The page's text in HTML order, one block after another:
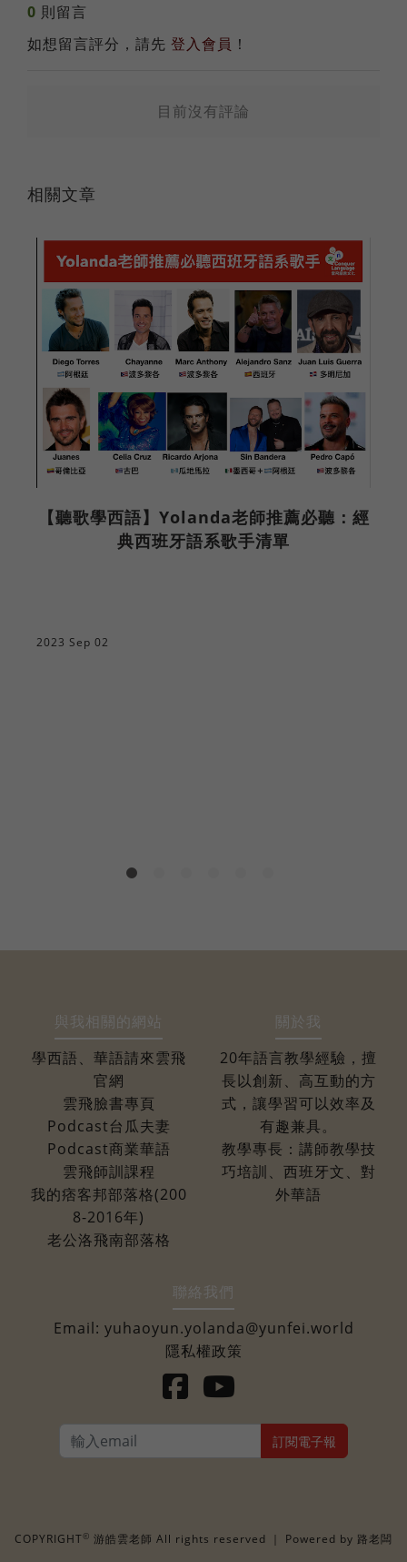
0 則留言
如想留言評分，請先 登入會員 ！
目前沒有評論
相關文章
【聽歌學西語】Yolanda老師推薦必聽：經
典西班牙語系歌手清單
2023 Sep 02
與我相關的網站
學西語、華語請來雲飛
官網
雲飛臉書專頁
Podcast台瓜夫妻
Podcast商業華語
雲飛師訓課程
我的痞客邦部落格(200
8-2016年)
老公洛飛南部落格
關於我
20年語言教學經驗，擅
長以創新、高互動的方
式，讓學習可以效率及
有趣兼具。
教學專長：講師教學技
巧培訓、西班牙文、對
外華語
聯絡我們
Email: yuhaoyun.yolanda@yunfei.world
隱私權政策
訂閱電子報
COPYRIGHT© 游皓雲老師 All rights reserved ｜ Powered by 路老闆